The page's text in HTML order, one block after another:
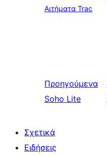
Αιτήματα Trac
Προηγούμενα
Soho Lite
Σχετικά
Ειδήσεις